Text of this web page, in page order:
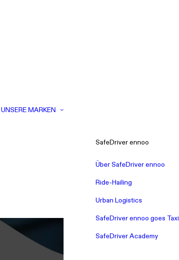
UNSERE MARKEN
SafeDriver ennoo
Über SafeDriver ennoo
Ride-Hailing
Urban Logistics
SafeDriver ennoo goes Taxi
SafeDriver Academy
SAFEDRIVER GROUP